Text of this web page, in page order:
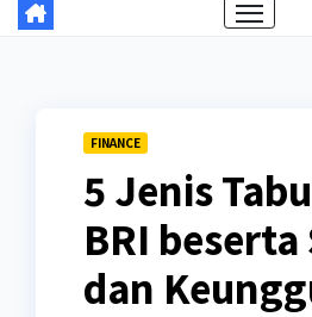
FINANCE
5 Jenis
BRI
dan